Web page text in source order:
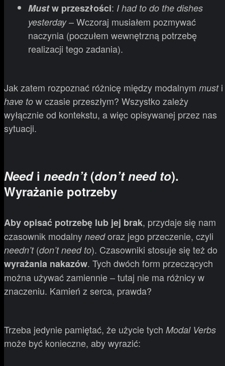
Mustw przeszłości: I had to do the dishes
yesterday– Wczoraj musiałem pozmywać
naczynia (poczułem wewnętrzną potrzebę
realizacji tego zadania).
Jak zatem rozpoznać różnicę między modalnym musti
have to w czasie przeszłym? Wszystko zależy
wyłącznie od kontekstu, a więc opisywanej przez nas
sytuacji.
Needi needn’t(don’t need to).
Wyrażanie potrzeby
Aby opisać potrzebę lub jej brak, przydaje się nam
czasownik modalny needoraz jego przeczenie, czyli
needn’t(don’t need to). Czasowniki stosuje się też do
wyrażania nakazów. Tych dwóch form przeczących
można używać zamiennie – tutaj nie ma różnicy w
znaczeniu. Kamień z serca, prawda?
Trzeba jedynie pamiętać, że użycie tych Modal Verbs
może być konieczne, aby wyrazić: